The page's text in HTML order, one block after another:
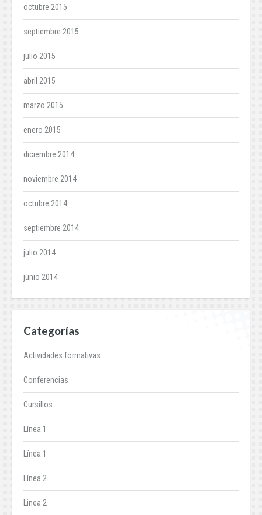
octubre 2015
septiembre 2015
julio 2015
abril 2015
marzo 2015
enero 2015
diciembre 2014
noviembre 2014
octubre 2014
septiembre 2014
julio 2014
junio 2014
Categorías
Actividades formativas
Conferencias
Cursillos
Línea 1
Línea 1
Línea 2
Linea 2